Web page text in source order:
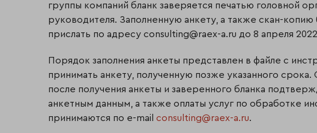
группы компаний бланк заверяется печатью головной
руководителя. Заполненную анкету, а также скан-
прислать по адресу consulting@raex-a.ru до 8 апреля
Порядок заполнения анкеты представлен в файле с
принимать анкету, полученную позже указанного
после получения анкеты и заверенного бланка
анкетным данным, а также оплаты услуг по обработке
принимаются по e-mail consulting@raex-a.ru.